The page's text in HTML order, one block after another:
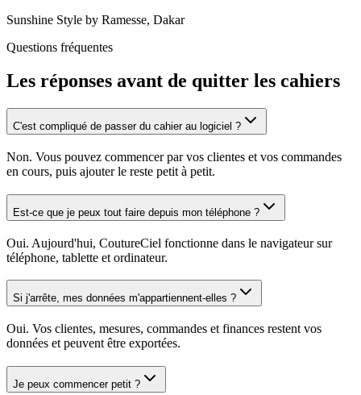
Sunshine Style by Ramesse, Dakar
Questions fréquentes
Les réponses avant de quitter les cahiers
C'est compliqué de passer du cahier au logiciel ?
Non. Vous pouvez commencer par vos clientes et vos commandes
en cours, puis ajouter le reste petit à petit.
Est-ce que je peux tout faire depuis mon téléphone ?
Oui. Aujourd'hui, CoutureCiel fonctionne dans le navigateur sur
téléphone, tablette et ordinateur.
Si j'arrête, mes données m'appartiennent-elles ?
Oui. Vos clientes, mesures, commandes et finances restent vos
données et peuvent être exportées.
Je peux commencer petit ?